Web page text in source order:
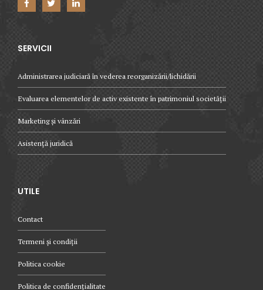
SERVICII
Administrarea judiciară în vederea reorganizării/lichidării
Evaluarea elementelor de activ existente în patrimoniul societății
Marketing și vânzări
Asistență juridică
UTILE
Contact
Termeni și condiții
Politica cookie
Politica de confidențialitate